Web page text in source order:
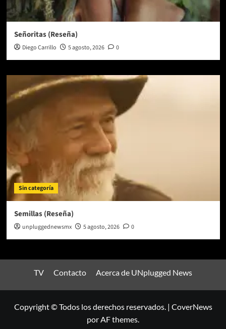
Señoritas (Reseña)
Diego Carrillo 5 agosto, 2026 0
Sin categoría
Semillas (Reseña)
unpluggednewsmx 5 agosto, 2026 0
TV Contacto Acerca de UNplugged News
Copyright © Todos los derechos reservados. | CoverNews
por AF themes.